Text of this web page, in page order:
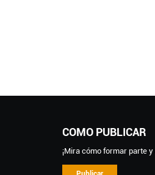
COMO PUBLICAR
¡Mira cómo formar parte